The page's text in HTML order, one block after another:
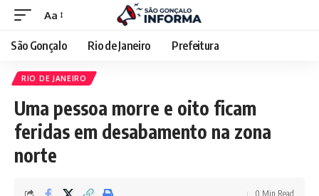
Aa
São Gonçalo Rio de Janeiro Prefeitura
RIO DE JANEIRO
Uma pessoa morre e oito ficam
feridas em desabamento na zona
norte
0 Min Read